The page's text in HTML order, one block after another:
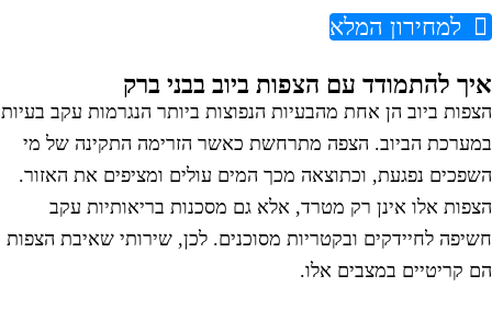
למחירון המלא
להתמודד עם הצפות ביוב בבני ברק
ביוב הן אחת מהבעיות הנפוצות ביותר הנגרמות עקב בעיות
הביוב. הצפה מתרחשת כאשר הזרימה התקינה של מי
נפגעת, וכתוצאה מכך המים עולים ומציפים את האזור.
אלו אינן רק מטרד, אלא גם מסכנות בריאותיות עקב
לחיידקים ובקטריות מסוכנים. לכן, שירותי שאיבת הצפות
קריטיים במצבים אלו.